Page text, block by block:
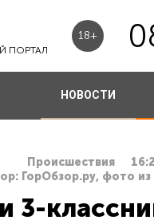
ПОРТАЛ
18+
НОВОСТИ
Происшествия
ГорОбзор.ру, фото
3-